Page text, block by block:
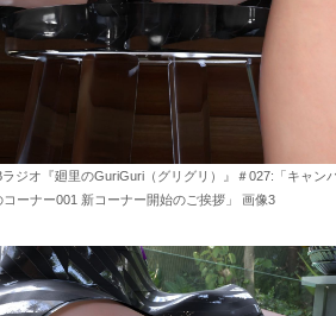
ジオ『廻里のGuriGuri（グリグリ）』＃027:「キャン
ーナー001 新コーナー開始のご挨拶」 画像3